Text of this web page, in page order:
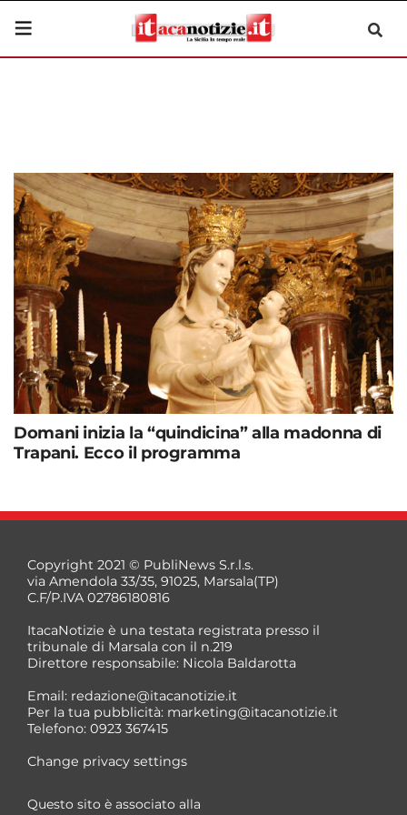
Domani inizia la “quindicina” alla madonna di
Trapani. Ecco il programma
Copyright 2021 © PubliNews S.r.l.s.
via Amendola 33/35, 91025, Marsala(TP)
C.F/P.IVA 02786180816
ItacaNotizie è una testata registrata presso il
tribunale di Marsala con il n.219
Direttore responsabile: Nicola Baldarotta
Email: redazione@itacanotizie.it
Per la tua pubblicità: marketing@itacanotizie.it
Telefono: 0923 367415
Change privacy settings
Questo sito è associato alla